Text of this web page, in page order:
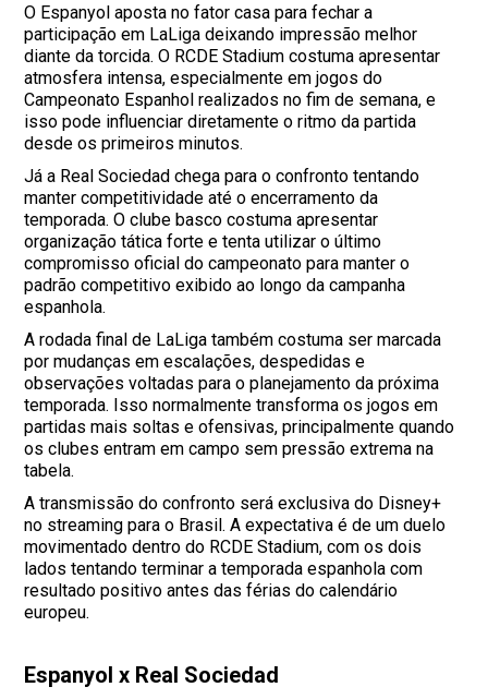
O Espanyol aposta no fator casa para fechar a
participação em LaLiga deixando impressão melhor
diante da torcida. O RCDE Stadium costuma apresentar
atmosfera intensa, especialmente em jogos do
Campeonato Espanhol realizados no fim de semana, e
isso pode influenciar diretamente o ritmo da partida
desde os primeiros minutos.
Já a Real Sociedad chega para o confronto tentando
manter competitividade até o encerramento da
temporada. O clube basco costuma apresentar
organização tática forte e tenta utilizar o último
compromisso oficial do campeonato para manter o
padrão competitivo exibido ao longo da campanha
espanhola.
A rodada final de LaLiga também costuma ser marcada
por mudanças em escalações, despedidas e
observações voltadas para o planejamento da próxima
temporada. Isso normalmente transforma os jogos em
partidas mais soltas e ofensivas, principalmente quando
os clubes entram em campo sem pressão extrema na
tabela.
A transmissão do confronto será exclusiva do Disney+
no streaming para o Brasil. A expectativa é de um duelo
movimentado dentro do RCDE Stadium, com os dois
lados tentando terminar a temporada espanhola com
resultado positivo antes das férias do calendário
europeu.
Espanyol x Real Sociedad